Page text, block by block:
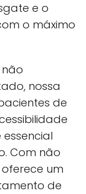
e o
o máximo
nossa
de
Com não
um
de